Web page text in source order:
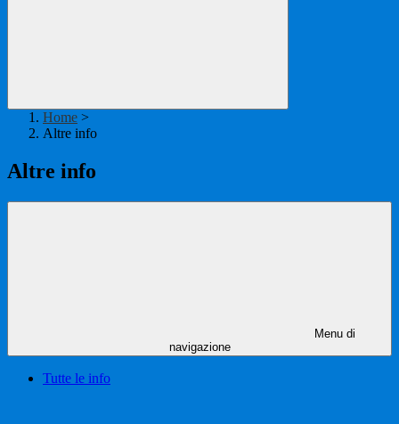
Home >
Altre info
Altre info
Menu di
navigazione
Tutte le info